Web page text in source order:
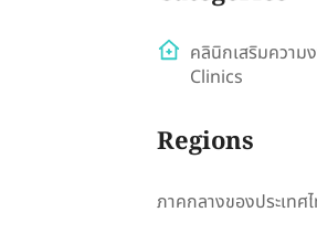
คลินิกเสริมความ
Clinics
Regions
ภาคกลางของประเทศ